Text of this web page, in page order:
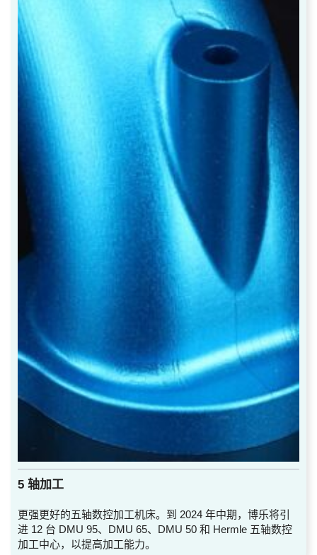
5 轴加工
更强更好的五轴数控加工机床。到 2024 年中期，博乐将引
进 12 台 DMU 95、DMU 65、DMU 50 和 Hermle 五轴数控
加工中心，以提高加工能力。